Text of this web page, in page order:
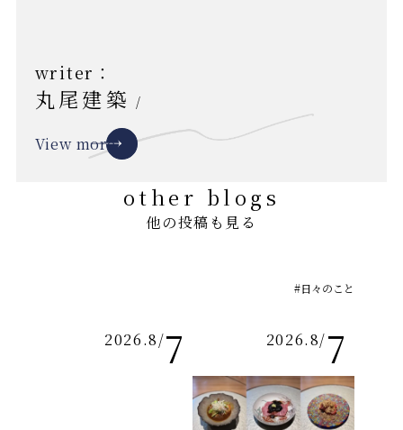
writer：
丸尾建築 /
View more
other blogs
他の投稿も見る
2026.8/7 2026.8/7
#日々のこと